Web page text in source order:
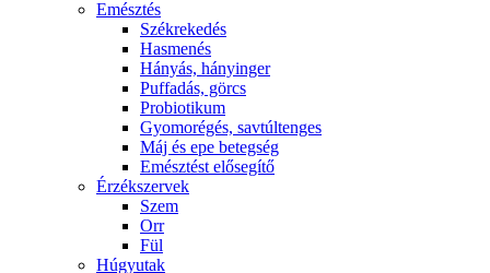
Emésztés
Székrekedés
Hasmenés
Hányás, hányinger
Puffadás, görcs
Probiotikum
Gyomorégés, savtúltenges
Máj és epe betegség
Emésztést elősegítő
Érzékszervek
Szem
Orr
Fül
Húgyutak